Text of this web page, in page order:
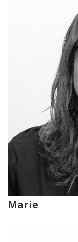
Marie